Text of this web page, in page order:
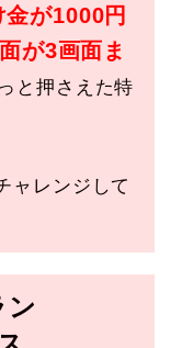
金が1000円
が3画面ま
と押さえた特
ャレンジして
ン